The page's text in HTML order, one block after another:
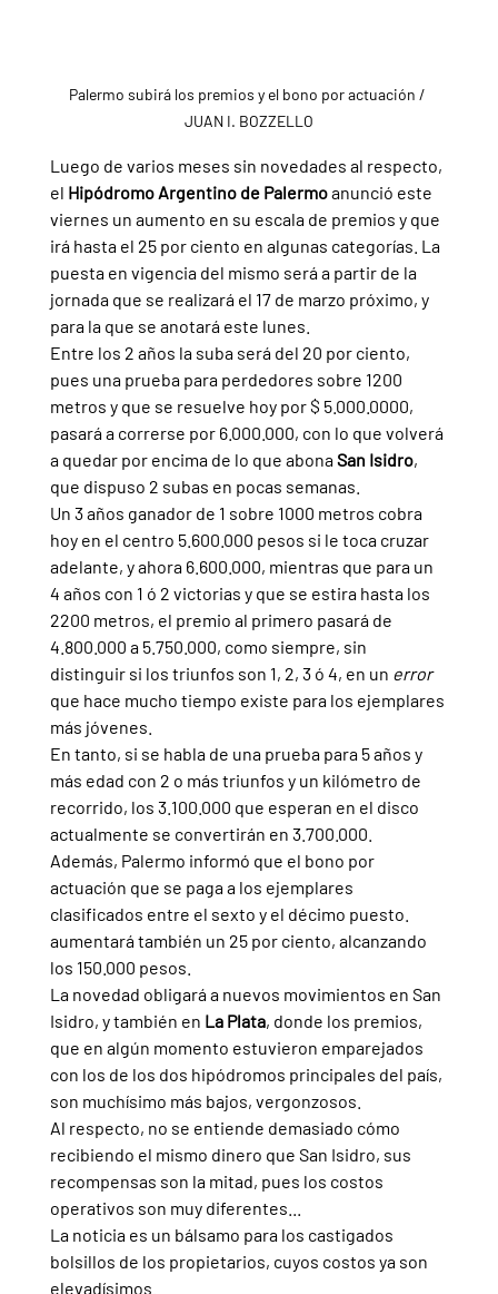
Palermo subirá los premios y el bono por actuación /
JUAN I. BOZZELLO
Luego de varios meses sin novedades al respecto,
el Hipódromo Argentino de Palermo anunció este
viernes un aumento en su escala de premios y que
irá hasta el 25 por ciento en algunas categorías. La
puesta en vigencia del mismo será a partir de la
jornada que se realizará el 17 de marzo próximo, y
para la que se anotará este lunes.
Entre los 2 años la suba será del 20 por ciento,
pues una prueba para perdedores sobre 1200
metros y que se resuelve hoy por $ 5.000.0000,
pasará a correrse por 6.000.000, con lo que volverá
a quedar por encima de lo que abona San Isidro,
que dispuso 2 subas en pocas semanas.
Un 3 años ganador de 1 sobre 1000 metros cobra
hoy en el centro 5.600.000 pesos si le toca cruzar
adelante, y ahora 6.600.000, mientras que para un
4 años con 1 ó 2 victorias y que se estira hasta los
2200 metros, el premio al primero pasará de
4.800.000 a 5.750.000, como siempre, sin
distinguir si los triunfos son 1, 2, 3 ó 4, en un error
que hace mucho tiempo existe para los ejemplares
más jóvenes.
En tanto, si se habla de una prueba para 5 años y
más edad con 2 o más triunfos y un kilómetro de
recorrido, los 3.100.000 que esperan en el disco
actualmente se convertirán en 3.700.000.
Además, Palermo informó que el bono por
actuación que se paga a los ejemplares
clasificados entre el sexto y el décimo puesto.
aumentará también un 25 por ciento, alcanzando
los 150.000 pesos.
La novedad obligará a nuevos movimientos en San
Isidro, y también en La Plata, donde los premios,
que en algún momento estuvieron emparejados
con los de los dos hipódromos principales del país,
son muchísimo más bajos, vergonzosos.
Al respecto, no se entiende demasiado cómo
recibiendo el mismo dinero que San Isidro, sus
recompensas son la mitad, pues los costos
operativos son muy diferentes...
La noticia es un bálsamo para los castigados
bolsillos de los propietarios, cuyos costos ya son
elevadísimos.